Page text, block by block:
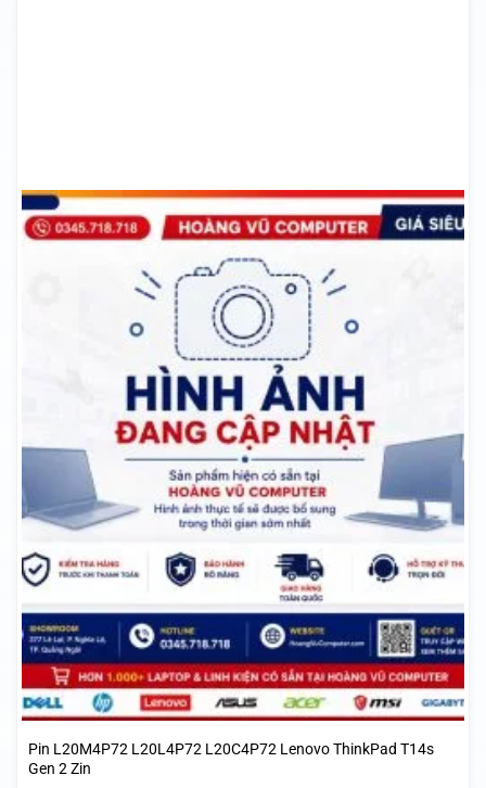
Pin L20M4P72 L20L4P72 L20C4P72 Lenovo ThinkPad T14s
Gen 2 Zin